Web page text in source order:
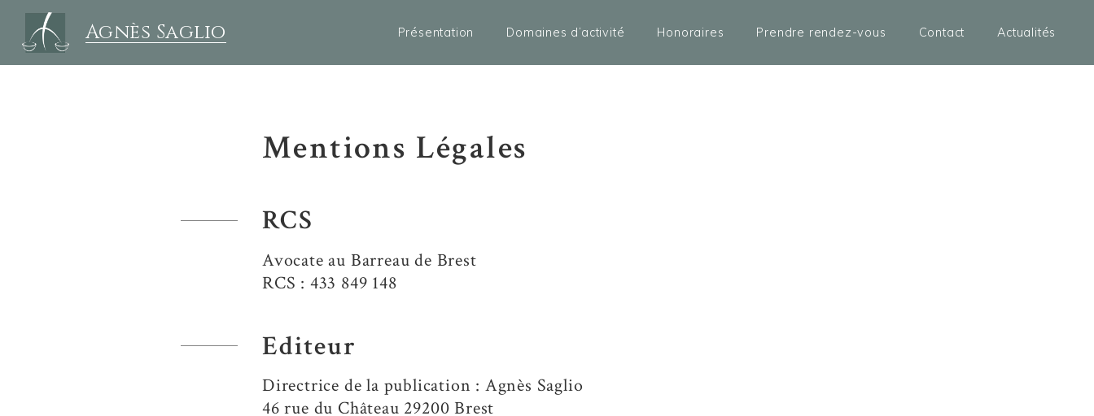
Agnès Saglio Présentation Domaines d’activité Honoraires Prendre rendez-vous Contact Actualités
Mentions Légales
RCS
Avocate au Barreau de Brest
RCS : 433 849 148
Editeur
Directrice de la publication : Agnès Saglio
46 rue du Château 29200 Brest